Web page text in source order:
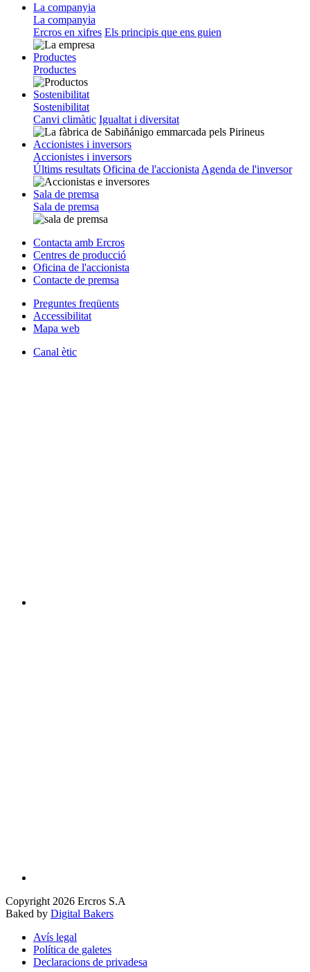
La companyia
La companyia
Ercros en xifres Els principis que ens guien
Productes
Productes
Sostenibilitat
Sostenibilitat
Canvi climàtic Igualtat i diversitat
Accionistes i inversors
Accionistes i inversors
Últims resultats Oficina de l'accionista Agenda de l'inversor
Sala de premsa
Sala de premsa
Contacta amb Ercros
Centres de producció
Oficina de l'accionista
Contacte de premsa
Preguntes freqüents
Accessibilitat
Mapa web
Canal ètic
Copyright 2026 Ercros S.A
Baked by Digital Bakers
Avís legal
Política de galetes
Declaracions de privadesa